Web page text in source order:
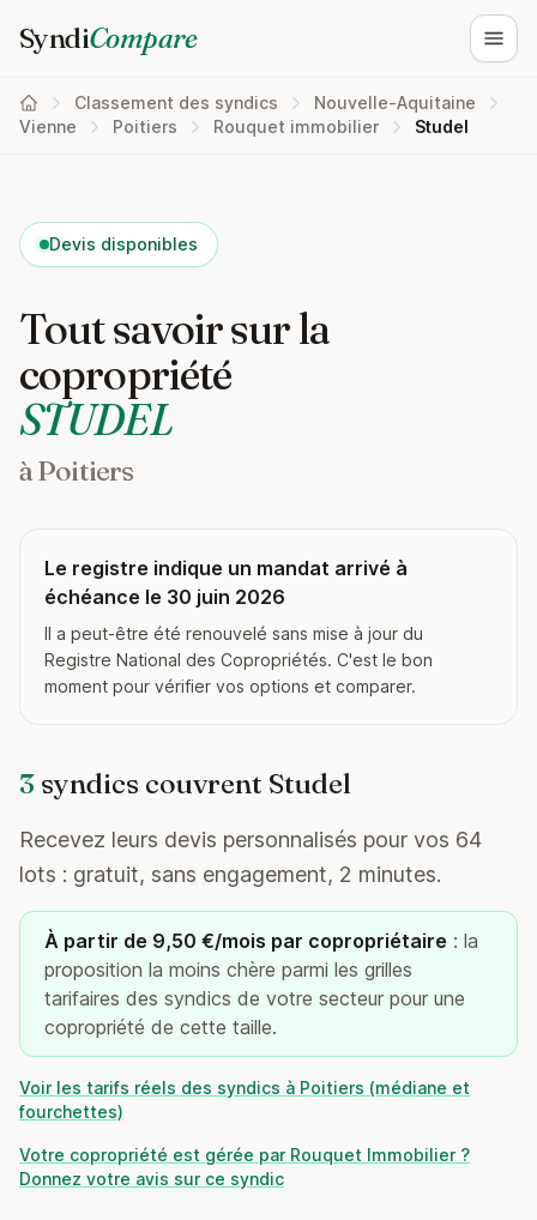
SyndiCompare
Classement des syndics
Nouvelle-Aquitaine
Vienne
Poitiers Rouquet immobilier Studel
Devis disponibles
Tout savoir sur la
copropriété
STUDEL
à Poitiers
Le registre indique un mandat arrivé à
échéance le 30 juin 2026
Il a peut-être été renouvelé sans mise à jour du
Registre National des Copropriétés. C'est le bon
moment pour vérifier vos options et comparer.
3 syndics couvrent Studel
Recevez leurs devis personnalisés pour vos 64
lots : gratuit, sans engagement, 2 minutes.
À partir de 9,50 €/mois par copropriétaire : la
proposition la moins chère parmi les grilles
tarifaires des syndics de votre secteur pour une
copropriété de cette taille.
Voir les tarifs réels des syndics à Poitiers (médiane et
fourchettes)
Votre copropriété est gérée par Rouquet Immobilier ?
Donnez votre avis sur ce syndic